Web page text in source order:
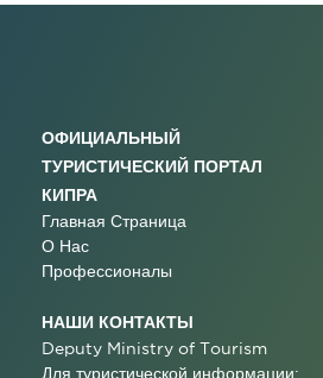
ОФИЦИАЛЬНЫЙ
ТУРИСТИЧЕСКИЙ ПОРТАЛ
КИПРА
Главная Страница
О Нас
Профессионалы
НАШИ КОНТАКТЫ
Deputy Ministry of Tourism
Для туристической информации: